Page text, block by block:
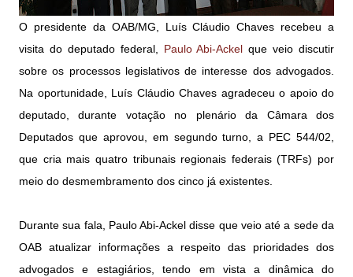
O presidente da OAB/MG, Luís Cláudio Chaves recebeu a
visita do deputado federal, Paulo Abi-Ackel que veio discutir
sobre os processos legislativos de interesse dos advogados.
Na oportunidade, Luís Cláudio Chaves agradeceu o apoio do
deputado, durante votação no plenário da Câmara dos
Deputados que aprovou, em segundo turno, a PEC 544/02,
que cria mais quatro tribunais regionais federais (TRFs) por
meio do desmembramento dos cinco já existentes.
Durante sua fala, Paulo Abi-Ackel disse que veio até a sede da
OAB atualizar informações a respeito das prioridades dos
advogados e estagiários, tendo em vista a dinâmica do